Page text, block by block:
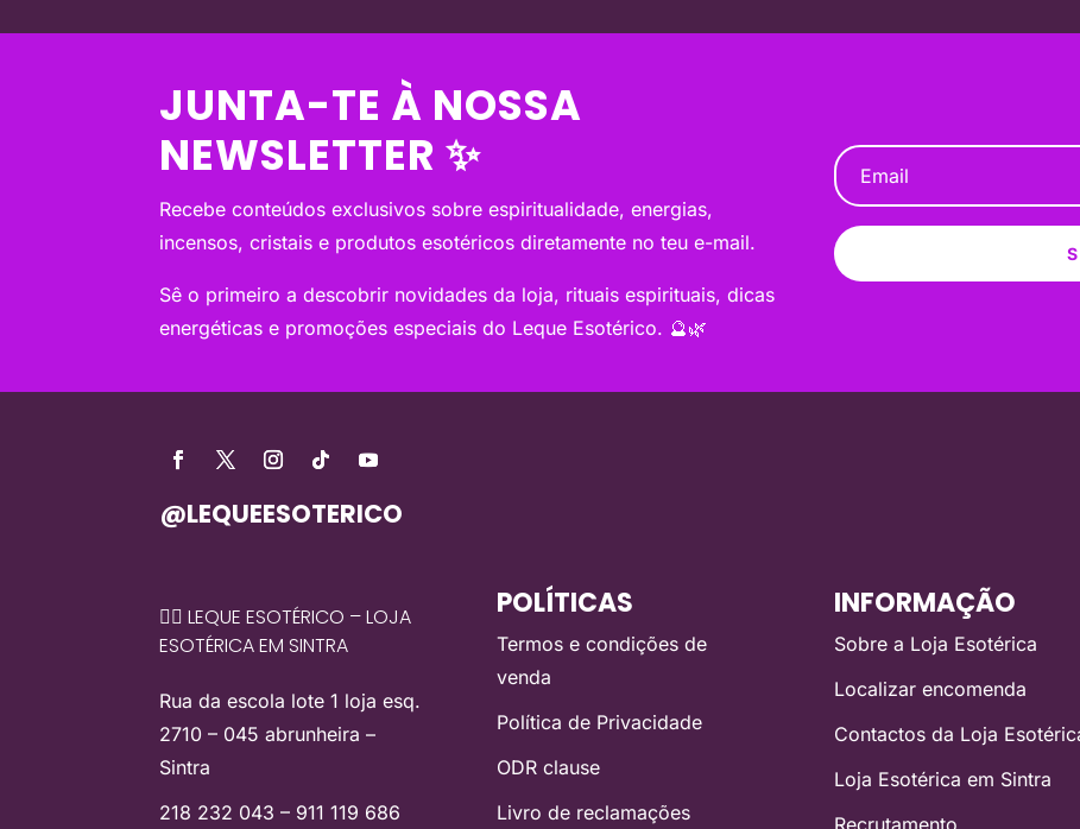
JUNTA-TE À NOSSA
NEWSLETTER ✨
Recebe conteúdos exclusivos sobre espiritualidade, energias,
incensos, cristais e produtos esotéricos diretamente no teu e-mail.
Sê o primeiro a descobrir novidades da loja, rituais espirituais, dicas
energéticas e promoções especiais do Leque Esotérico. 🔮🌿
@LEQUEESOTERICO
🧙‍♀️ LEQUE ESOTÉRICO – LOJA
ESOTÉRICA EM SINTRA
Rua da escola lote 1 loja esq.
2710 – 045 abrunheira –
Sintra
218 232 043 – 911 119 686
POLÍTICAS
Termos e condições de
venda
Política de Privacidade
ODR clause
Livro de reclamações
INFORMAÇÃO
Sobre a Loja Esotérica
Localizar encomenda
Contactos da Loja
Loja Esotérica em Sintra
Recrutamento